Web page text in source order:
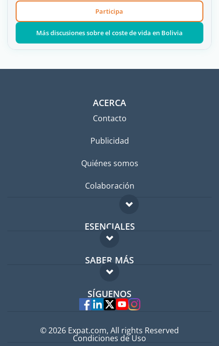
Participa
Más discusiones sobre el coste de vida en Bolivia
ACERCA
Contacto
Publicidad
Quiénes somos
Colaboración
ESENCIALES
Foro para expatriados
Guía para expatriados
Trabajos en el extranjero
SABER MÁS
FAQ
Expertos
SÍGUENOS
© 2026 Expat.com, All rights Reserved
Condiciones de Uso